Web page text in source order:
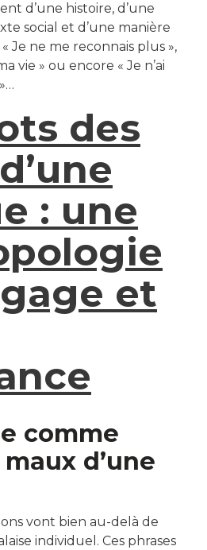
d’une histoire, d’une
social et d’une manière
Je ne me reconnais plus »,
vie » ou encore « Je n’ai
des
: une
et
comme
d’une
vont bien au-delà de
individuel. Ces phrases